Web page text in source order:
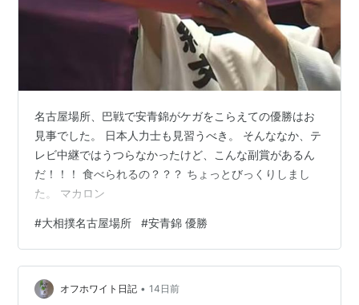
名古屋場所、巴戦で安青錦がケガをこらえての優勝はお
見事でした。 日本人力士も見習うべき。 そんななか、テ
レビ中継ではうつらなかったけど、こんな副賞があるん
だ！！！ 食べられるの？？？ ちょっとびっくりしまし
た。 マカロン
#大相撲名古屋場所 #安青錦 優勝
オフホワイト日記 • 14日前